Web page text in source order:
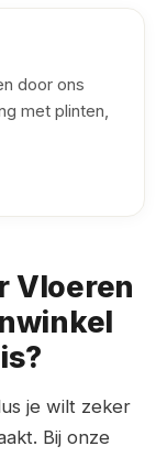
door ons
met plinten,
Vloeren
je wilt zeker
Bij onze